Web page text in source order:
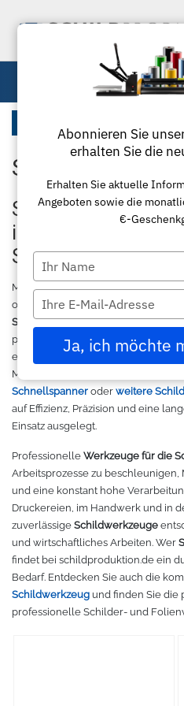
Maschinen
Schneideplotter
Laminierung
Schneidemaschinen
Laserbearbeitung
Großformatdrucker
Solventdrucker
Sublimationsdrucker
Stickmaschinen
3D-Drucker
Materialien
Übersicht
Applikationsfolie
Oracal 631
Oracal 651
Oracal 951
Oracal 961
Oracal 970 Matt
Oracal 970RA
Zubehör
Plottermesser
Roland
Graphtec
Ioline
Foison
P-Cut
Mimaki
Mutoh
Textil
Poloshirts
Sweatshirt
Hemden
Jacken
Caps
Taschen
Tüten
Paketlösungen
Makerspace - FabLab
Leasing
Angebote
Anmelden
Schildwerkzeug
Schildwerkzeuge
in der
Schilderproduktion
Mit hochwertigen
optimieren Sie jeden Arbeitsschritt
Schilderproduktionund
professionelle Lösungen für die
exakte Positionieren sowie das
Materialien. Ob
Schnellspanner oder weitere
auf Effizienz, Präzision und eine
Einsatz ausgelegt.
Professionelle Werkzeuge für die
Arbeitsprozesse zu
und eine konstant hohe
Druckereien, im Handwerk und in
zuverlässige Schildwerkzeuge
und wirtschaftliches Arbeiten. Wer
findet bei schildproduktion.de ein
Bedarf. Entdecken Sie auch die
Schildwerkzeug und finden Sie die
professionelle Schilder- und
Abonnieren Sie
erhalten Sie die
Erhalten Sie aktuelle
Angeboten sowie die
€-
Type
your
name
Type
your
email
Ja, ich möchte